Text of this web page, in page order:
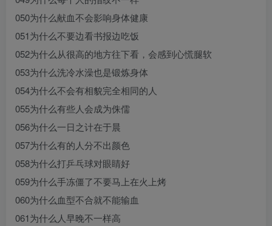
050为什么献血不会影响身体健康
051为什么不要边看书报边吃饭
052为什么从很高的地方往下看，会感到心慌腿软
053为什么洗冷水澡也是锻炼身体
054为什么不会有相貌完全相同的人
055为什么有些人会成为侏儒
056为什么一日之计在于晨
057为什么有的人分不出颜色
058为什么打乒乓球对眼睛好
059为什么手冻僵了不要马上在火上烤
060为什么血型不合就不能输血
061为什么人早晚不一样高